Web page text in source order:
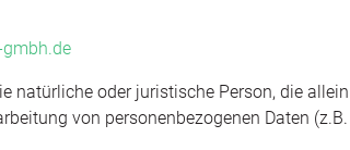
natürliche oder juristische Person, die
von personenbezogenen Daten